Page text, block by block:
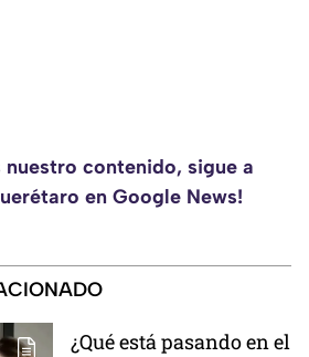
nuestro contenido, sigue a
en Google News!
¿Qué está pasando en el